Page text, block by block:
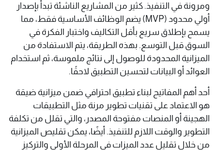
ومرونة في التنفيذ. كثير من المشاريع الناشئة تبدأ بإصدار
أولي محدود (MVP) يضم الوظائف الأساسية فقط، مما
يسمح بإطلاق سريع بأقل التكاليف واختبار الفكرة في
السوق قبل التوسع. بهذه الطريقة، يتم الاستفادة من
الميزانية المحدودة للوصول إلى نتائج ملموسة، ثم استخدام
العوائد أو البيانات لتحسين التطبيق لاحقًا.
أحد أهم المفاتيح لبناء تطبيق احترافي ضمن ميزانية ضيقة
هو الاعتماد على تقنيات تطوير مرنة مثل التطبيقات
الهجينة أو المنصات مفتوحة المصدر، والتي تقلل من تكلفة
التطوير والوقت اللازم للتنفيذ. أيضًا، يمكن تقليص الميزانية
من خلال تقليل عدد الميزات في المرحلة الأولى والتركيز